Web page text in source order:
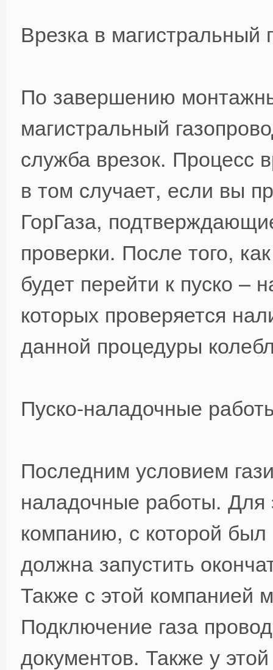
Врезка в магистральный
По завершению
магистральный
служба врезок. Процесс
в том случает, если вы
ГорГаза,
проверки. После того,
будет перейти к пуско –
которых проверяется
данной процедуры
Пуско-наладочные
Последним условием
наладочные работы. Для
компанию, с которой
должна запустить
Также с этой компанией
Подключение газа
документов. Также у